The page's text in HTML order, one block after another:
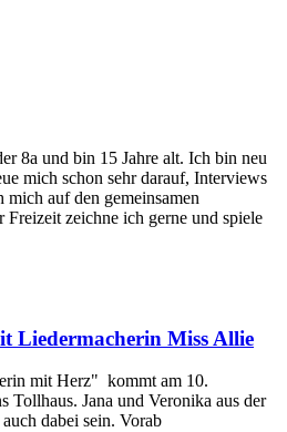
8a und bin 15 Jahre alt. Ich bin neu
mich schon sehr darauf, Interviews
auf den gemeinsamen
zeichne ich gerne und spiele
Liedermacherin Miss Allie
mit Herz" kommt am 10.
Tollhaus. Jana und Veronika aus der
dabei sein. Vorab